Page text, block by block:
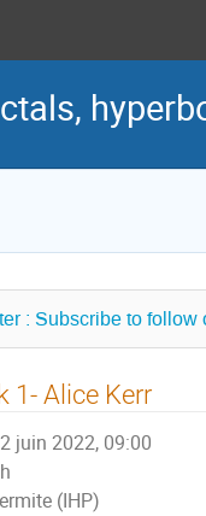
: Subscribe to follow
1- Alice Kerr
juin 2022, 09:00
(IHP)